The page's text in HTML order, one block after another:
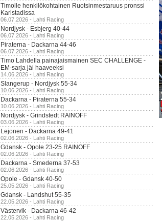
Timolle henkilökohtainen Ruotsinmestaruus pronssi
Karlstadissa
06.07.2026 - Lahti Racing
Nordjysk - Esbjerg 40-44
06.07.2026 - Lahti Racing
Piraterna - Dackarna 44-46
06.07.2026 - Lahti Racing
Timo Lahdella painajaismainen SEC CHALLENGE -
EM-sarja jäi haaveeksi
14.06.2026 - Lahti Racing
Slangerup - Nordjysk 55-34
10.06.2026 - Lahti Racing
Dackarna - Piraterna 55-34
10.06.2026 - Lahti Racing
Nordjysk - Grindstedt RAINOFF
03.06.2026 - Lahti Racing
Lejonen - Dackarna 49-41
02.06.2026 - Lahti Racing
Gdansk - Opole 23-25 RAINOFF
02.06.2026 - Lahti Racing
Dackarna - Smederna 37-53
02.06.2026 - Lahti Racing
Opole - Gdansk 40-50
25.05.2026 - Lahti Racing
Gdansk - Landshut 55-35
22.05.2026 - Lahti Racing
Västervik - Dackarna 46-42
22.05.2026 - Lahti Racing